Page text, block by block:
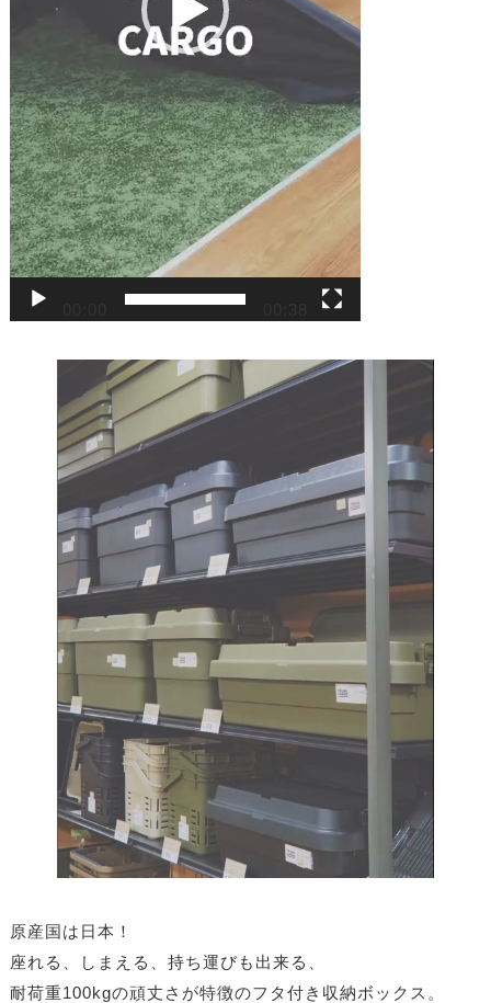
原産国は日本！
座れる、しまえる、持ち運びも出来る、
耐荷重100kgの頑丈さが特徴のフタ付き収納ボックス。